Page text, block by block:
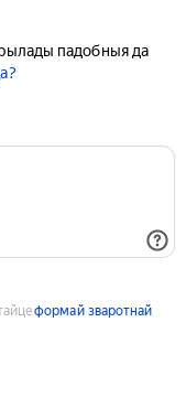
падобныя да
формай зваротнай